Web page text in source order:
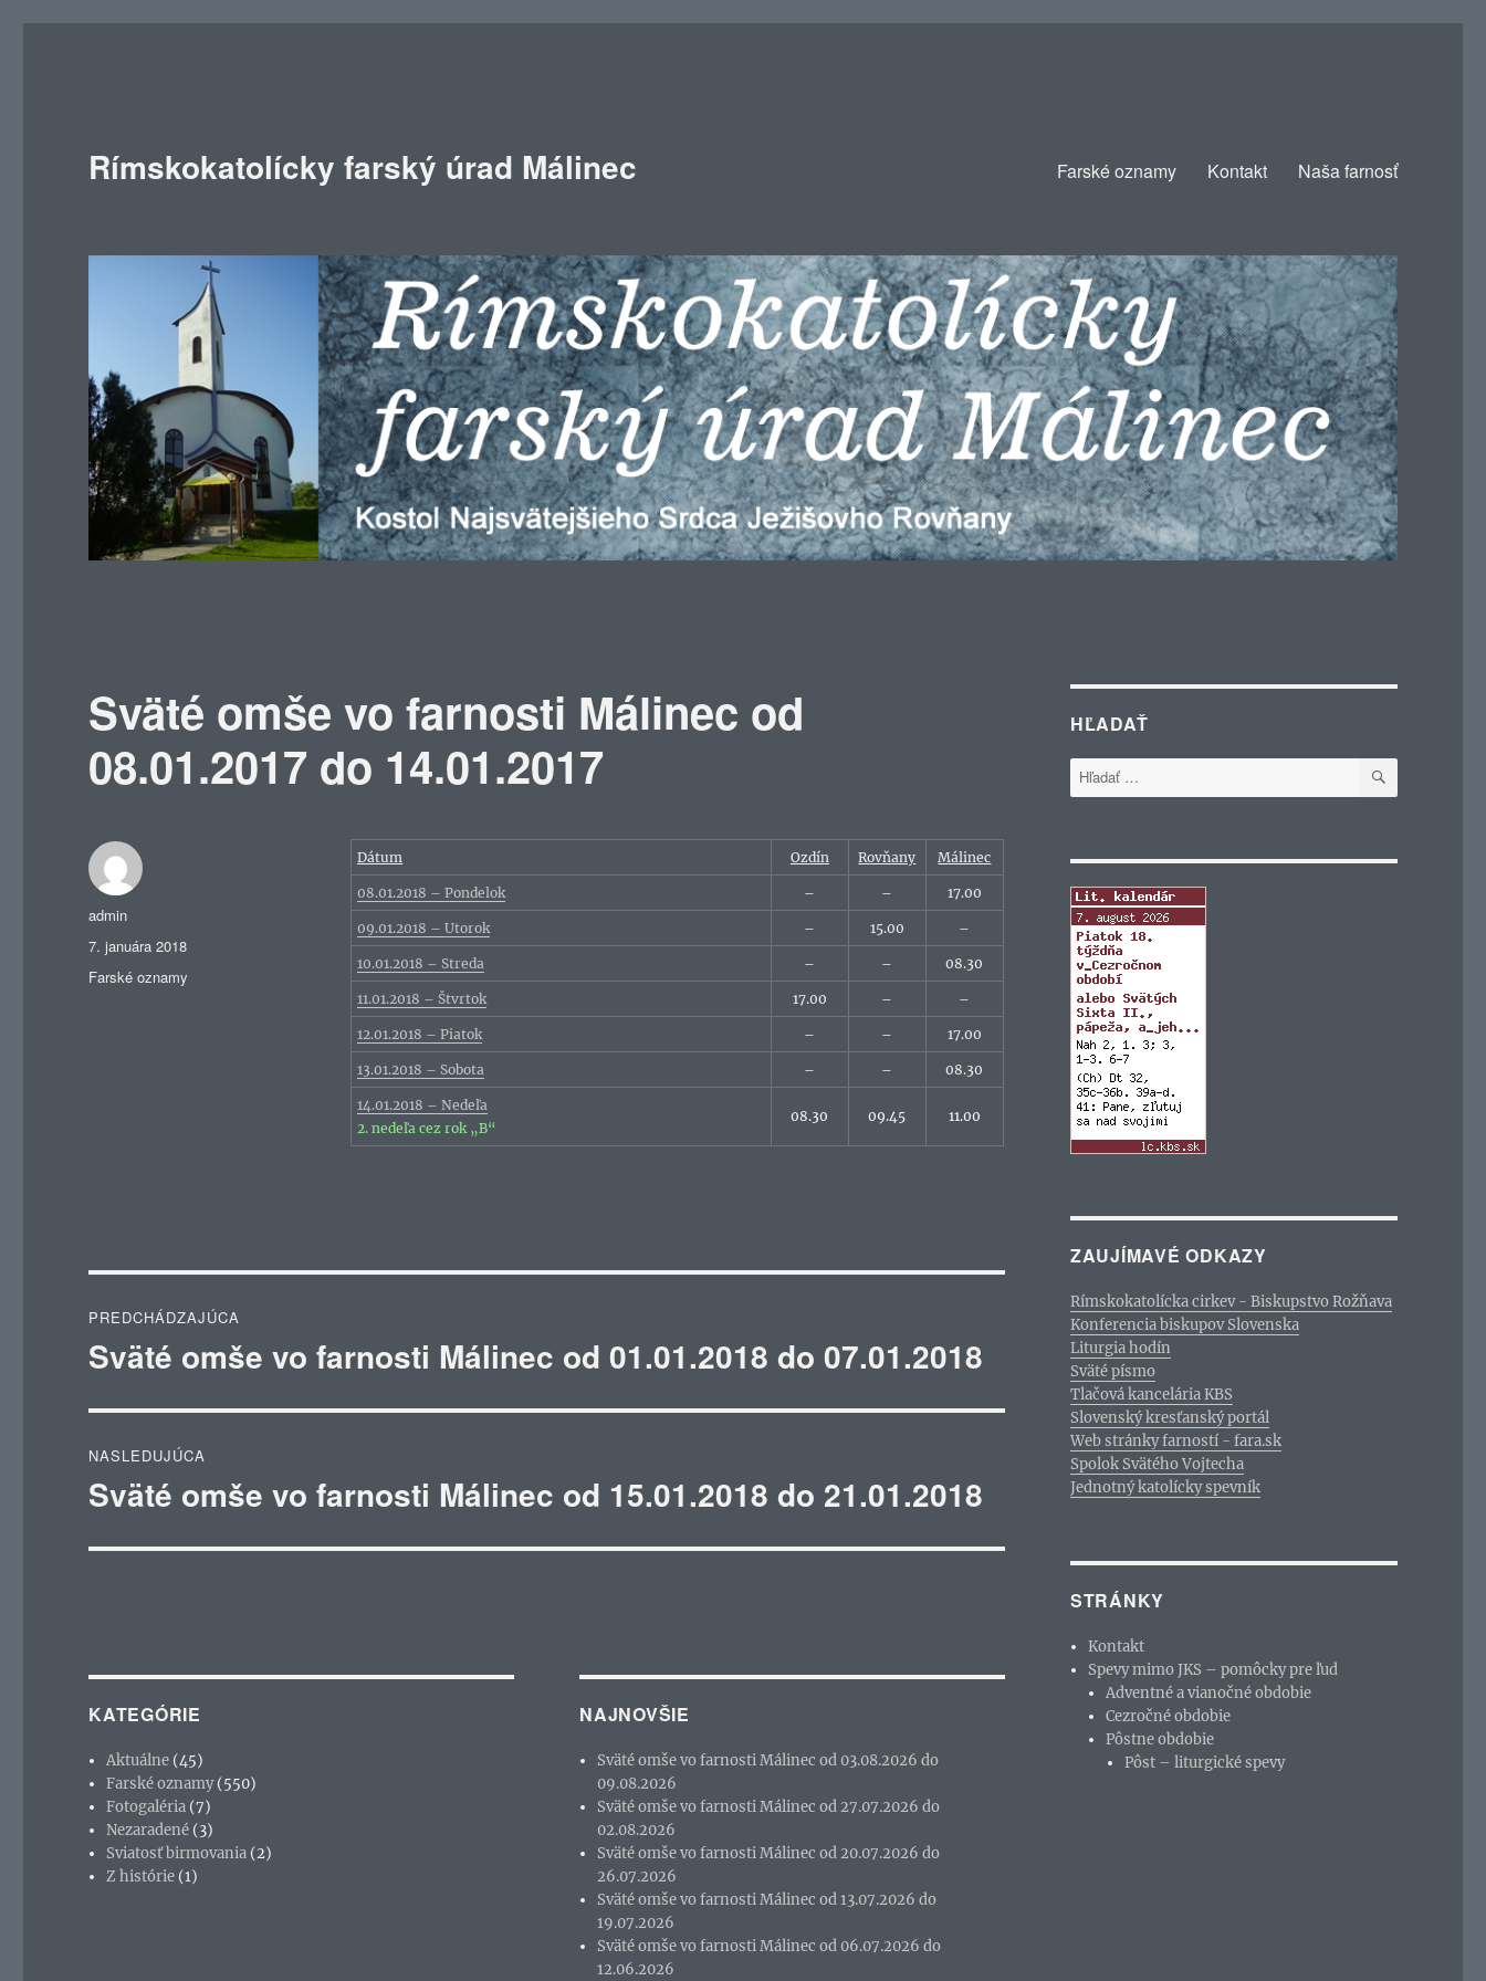
Rímskokatolícky farský úrad Málinec Farské oznamy Kontakt Naša farnosť
Sväté omše vo farnosti Málinec od
08.01.2017 do 14.01.2017
Dátum Ozdín Rovňany Málinec
08.01.2018 – Pondelok – – 17.00
09.01.2018 – Utorok – 15.00 –
10.01.2018 – Streda – – 08.30
11.01.2018 – Štvrtok 17.00 – –
12.01.2018 – Piatok – – 17.00
13.01.2018 – Sobota – – 08.30
14.01.2018 – Nedeľa
2. nedeľa cez rok „B“
08.30 09.45 11.00
Autor
admin
Publikované
7. januára 2018
Kategórie
Farské oznamy
v
PREDCHÁDZAJÚCA
Predchádzajúci
Sväté omše vo farnosti Málinec od 01.01.2018 do 07.01.2018
NASLEDUJÚCA
Ďalší
Sväté omše vo farnosti Málinec od 15.01.2018 do 21.01.2018
KATEGÓRIE
Aktuálne (45)
Farské oznamy(550)
Fotogaléria (7)
Nezaradené (3)
Sviatosť birmovania (2)
Z histórie (1)
NAJNOVŠIE
Sväté omše vo farnosti Málinec od 03.08.2026 do
09.08.2026
Sväté omše vo farnosti Málinec od 27.07.2026 do
02.08.2026
Sväté omše vo farnosti Málinec od 20.07.2026 do
26.07.2026
Sväté omše vo farnosti Málinec od 13.07.2026 do
19.07.2026
Sväté omše vo farnosti Málinec od 06.07.2026 do
12.06.2026
HĽADAŤ
Hľadať:
ZAUJÍMAVÉ ODKAZY
Rímskokatolícka cirkev - Biskupstvo Rožňava
Konferencia biskupov Slovenska
Liturgia hodín
Sväté písmo
Tlačová kancelária KBS
Slovenský kresťanský portál
Web stránky farností - fara.sk
Spolok Svätého Vojtecha
Jednotný katolícky spevník
STRÁNKY
Kontakt
Spevy mimo JKS – pomôcky pre ľud
Adventné a vianočné obdobie
Cezročné obdobie
Pôstne obdobie
Pôst – liturgické spevy